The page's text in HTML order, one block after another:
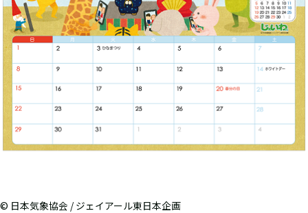
© 日本気象協会 / ジェイアール東日本企画